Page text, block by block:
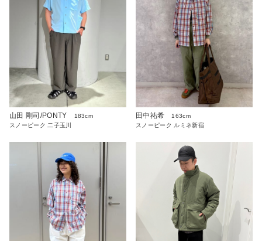
山田 剛司/PONTY
183cm
スノーピーク 二子玉川
田中祐希
163cm
スノーピーク ルミネ新宿